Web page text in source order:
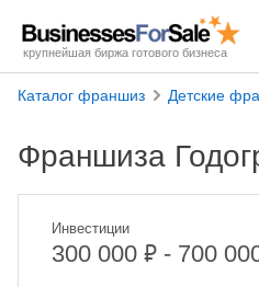
крупнейшая биржа готового бизнеса
Каталог франшиз Детские
Франшиза
Инвестиции
300 000 ₽ - 700